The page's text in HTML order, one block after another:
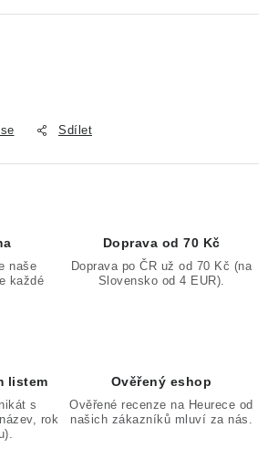
Sdílet
naše
každé
Doprava od 70 Kč
Doprava po ČR už od 70 Kč (na
Slovensko od 4 EUR).
listem
s
rok
Ověřený eshop
Ověřené recenze na Heurece od
našich zákazníků mluví za nás.